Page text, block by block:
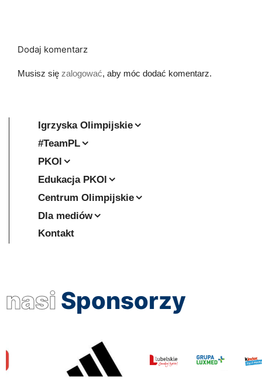
Dodaj komentarz
Musisz się zalogować, aby móc dodać komentarz.
Igrzyska Olimpijskie
#TeamPL
PKOl
Edukacja PKOl
Centrum Olimpijskie
Dla mediów
Kontakt
nasi Sponsorzy